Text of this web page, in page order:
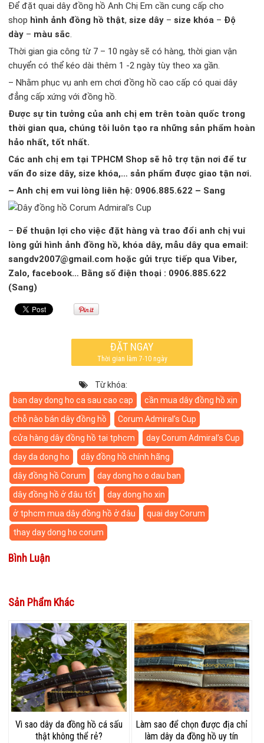
Để đặt quai dây đồng hồ Anh Chị Em cần cung cấp cho
shop hình ảnh đồng hồ thật,size dây –size khóa – Độ
dày – màu sắc.
Thời gian gia công từ 7 – 10 ngày sẽ có hàng, thời gian vận
chuyển có thể kéo dài thêm 1 -2 ngày tùy theo xa gần.
– Nhằm phục vụ anh em chơi đồng hồ cao cấp có quai dây
đẳng cấp xứng với đồng hồ.
Được sự tin tưởng của anh chị em trên toàn quốc trong
thời gian qua, chúng tôi luôn tạo ra những sản phẩm hoàn
hảo nhất, tốt nhất.
Các anh chị em tại TPHCM Shop sẽ hỗ trợ tận nơi để tư
vấn đo size dây, size khóa,… sản phẩm được giao tận nơi.
– Anh chị em vui lòng liên hệ: 0906.885.622 – Sang
– Để thuận lợi cho việc đặt hàng và trao đổi anh chị vui
lòng gửi hình ảnh đồng hồ, khóa dây, mẫu dây qua email:
sangdv2007@gmail.com hoặc gửi trực tiếp qua Viber,
Zalo, facebook… Bằng số điện thoại : 0906.885.622
(Sang)
ĐẶT NGAY
Thời gian làm 7-10 ngày
Từ khóa:
ban day dong ho ca sau cao cap
cần mua dây đồng hồ xịn
chỗ nào bán dây đồng hồ
Corum Admiral’s Cup
cửa hàng dây đồng hồ tại tphcm
day Corum Admiral’s Cup
day da dong ho
dây đồng hồ chính hãng
dây đồng hồ Corum
day dong ho o dau ban
dây đồng hồ ở đâu tốt
day dong ho xin
ở tphcm mua dây đồng hồ ở đâu
quai day Corum
thay day dong ho corum
Bình Luận
Sản Phẩm Khác
Vì sao dây da đồng hồ cá sấu
thật không thể rẻ?
Làm sao để chọn được địa chỉ
làm dây da đồng hồ uy tín